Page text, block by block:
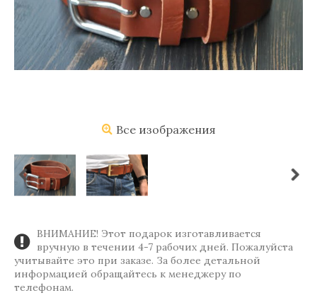
Все изображения
ВНИМАНИЕ! Этот подарок изготавливается
вручную в течении 4-7 рабочих дней. Пожалуйста
учитывайте это при заказе. За более детальной
информацией обращайтесь к менеджеру по
телефонам.